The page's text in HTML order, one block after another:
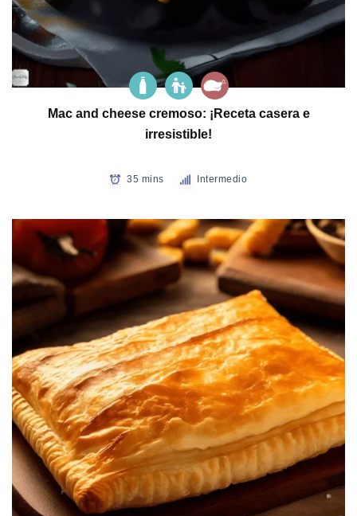
Mac and cheese cremoso: ¡Receta casera e
irresistible!
35 mins Intermedio